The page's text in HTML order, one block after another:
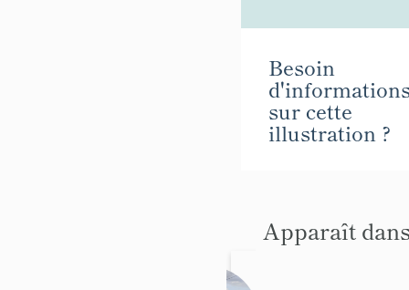
Besoin
sur cette
illustration ?
Apparaît